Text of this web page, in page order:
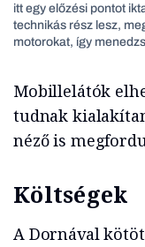
itt egy előzési pontot
technikás rész lesz,
motorokat, így
Mobillelátók
tudnak
néző is
Költségek
A Dornával